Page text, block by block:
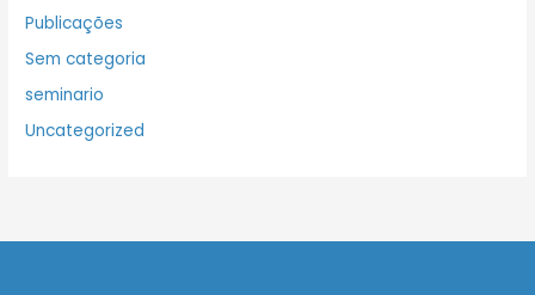
Publicações
Sem categoria
seminario
Uncategorized